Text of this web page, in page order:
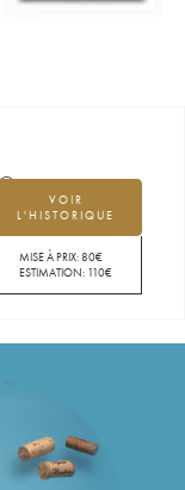
VOIR
L'HISTORIQUE
MISE À PRIX:80€
ESTIMATION: 110€